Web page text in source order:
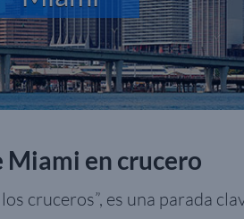
Miami en crucero
cruceros”, es una parada